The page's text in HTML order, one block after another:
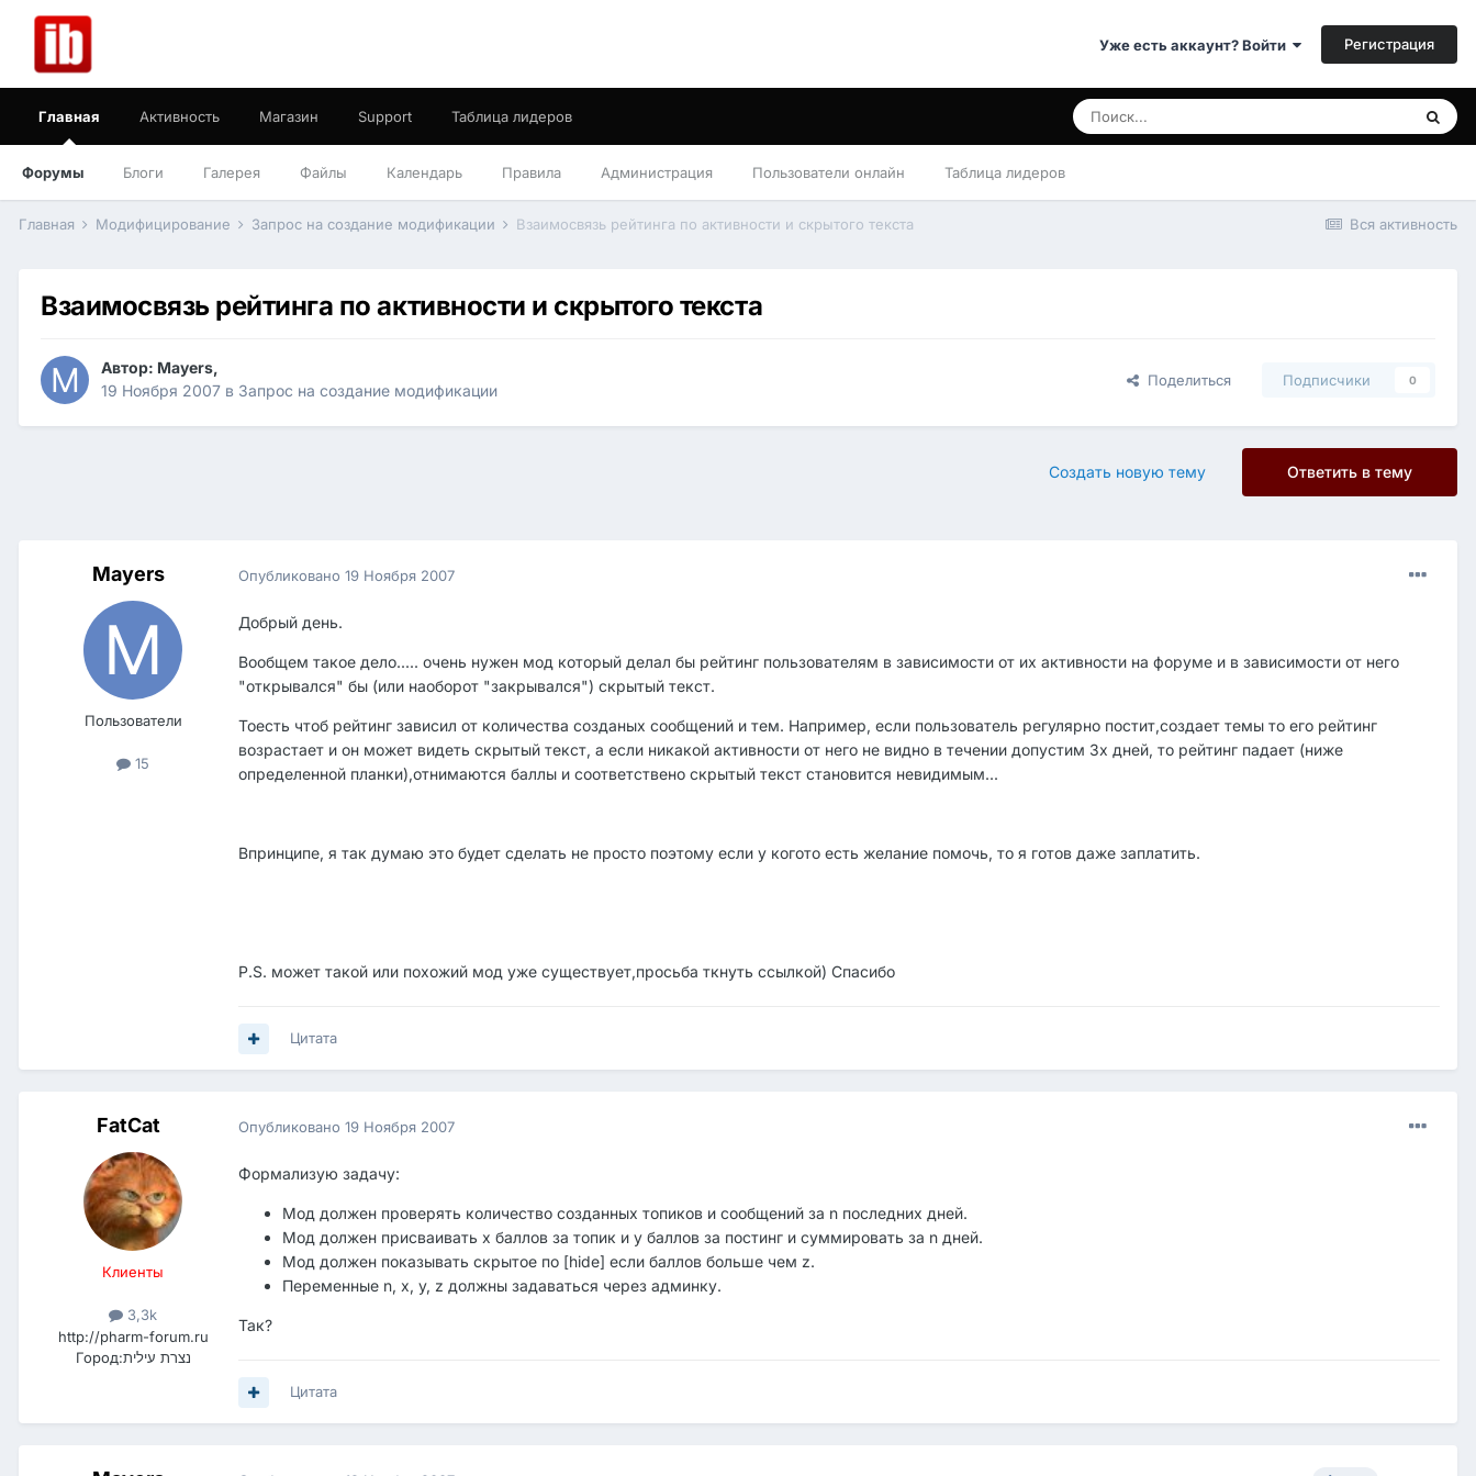
Уже есть аккаунт? Войти Регистрация
Главная
Форумы Блоги Галерея Файлы Календарь Правила Администрация Пользователи онлайн Таблица лидеров
Активность Магазин Support Таблица лидеров
Вся активность
Главная Модифицирование Запрос на создание модификации Взаимосвязь рейтинга по активности и скрытого текста
Взаимосвязь рейтинга по активности и скрытого текста
Автор: Mayers,
19 Ноября 2007 в Запрос на создание модификации
Поделиться Подписчики 0
Ответить в тему
Создать новую тему
Mayers
Пользователи
15
Опубликовано 19 Ноября 2007
Добрый день.
Вообщем такое дело..... очень нужен мод который делал бы рейтинг пользователям в зависимости от их активности на форуме и в зависимости от него
"открывался" бы (или наоборот "закрывался") скрытый текст.
Тоесть чтоб рейтинг зависил от количества созданых сообщений и тем. Например, если пользователь регулярно постит,создает темы то его рейтинг
возрастает и он может видеть скрытый текст, а если никакой активности от него не видно в течении допустим 3х дней, то рейтинг падает (ниже
определенной планки),отнимаются баллы и соответствено скрытый текст становится невидимым...
Впринципе, я так думаю это будет сделать не просто поэтому если у когото есть желание помочь, то я готов даже заплатить.
P.S. может такой или похожий мод уже существует,просьба ткнуть ссылкой) Спасибо
Цитата
FatCat
Клиенты
3,3k
http://pharm-forum.ru
Город:נצרת עילית
Опубликовано 19 Ноября 2007
Формализую задачу:
Мод должен проверять количество созданных топиков и сообщений за n последних дней.
Мод должен присваивать x баллов за топик и y баллов за постинг и суммировать за n дней.
Мод должен показывать скрытое по [hide] если баллов больше чем z.
Переменные n, x, y, z должны задаваться через админку.
Так?
Цитата